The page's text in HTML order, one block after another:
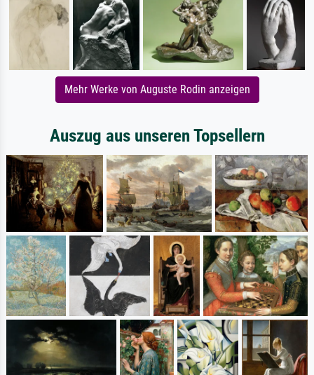
Mehr Werke von Auguste Rodin anzeigen
Auszug aus unseren Topsellern